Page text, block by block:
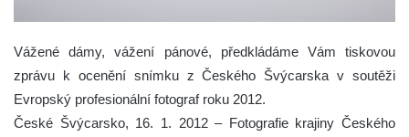
Vážené dámy, vážení pánové, předkládáme Vám tiskovou
zprávu k ocenění snímku z Českého Švýcarska v soutěži
Evropský profesionální fotograf roku 2012.
České Švýcarsko, 16. 1. 2012 – Fotografie krajiny Českého